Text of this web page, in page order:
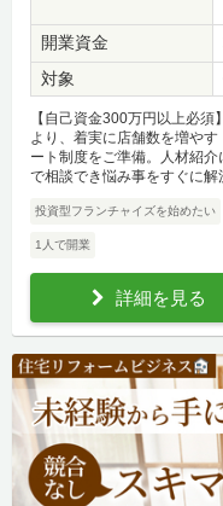
開業資金
対象
【自己資金300万円以上必
より、着実に店舗数を増や
ート制度をご準備。人材紹
で相談でき悩み事をすぐに解
投資型フランチャイズを始めたい
1人で開業
詳細を見る